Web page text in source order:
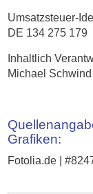
Umsatzsteuer-
DE 134 275 179
Inhaltlich
Michael
Grafiken:
Fotolia.de |